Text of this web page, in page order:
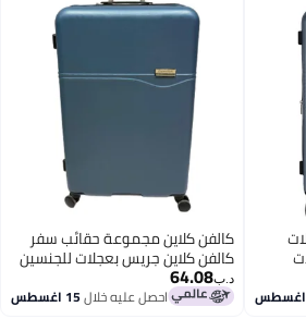
كالفن كلاين مجموعة حقائب سفر
كالفن كلاين جريس بعجلات للجنسين
د.ب‏64.08
احصل عليه خلال15 اغسطس